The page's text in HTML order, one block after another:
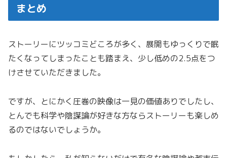
まとめ
ストーリーにツッコミどころが多く、展開もゆっくりで眠
たくなってしまったことも踏まえ、少し低めの2.5点をつ
けさせていただきました。
ですが、とにかく圧巻の映像は一見の価値ありでしたし、
とんでも科学や陰謀論が好きな方ならストーリーも楽しめ
るのではないでしょうか。